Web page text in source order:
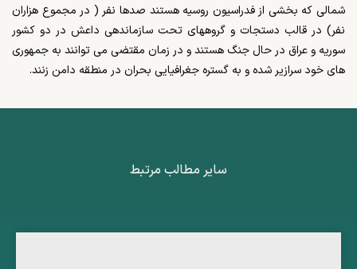
شمالی که بخشی از فدراسیون روسیه هستند صدها نفر ( در مجموع هزاران
نفر) در قالب دستجات و گروههای تحت سازماندهی داعش در دو کشور
سوریه و عراق در حال جنگ هستند و در زمان مقتضی می توانند به جمهوری
های خود سرازیر شده و به گستره جغرافیایی بحران در منطقه دامن زنند.
سایر مطالب مرتبط